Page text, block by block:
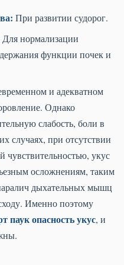
При развитии судорог.
Для нормализации
функции почек и
и адекватном
Однако
слабость, боли в
случаях, при отсутствии
укус
осложнениям, таким
дыхательных мышц
Именно поэтому
паук опасность укус, и